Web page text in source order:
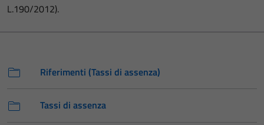
L.190/2012).
Riferimenti (Tassi di assenza)
Tassi di assenza